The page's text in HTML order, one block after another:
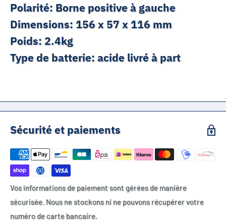
Polarité: Borne positive à gauche
Dimensions: 156 x 57 x 116 mm
Poids: 2.4kg
Type de batterie: acide livré à part
Sécurité et paiements
Vos informations de paiement sont gérées de manière
sécurisée. Nous ne stockons ni ne pouvons récupérer votre
numéro de carte bancaire.